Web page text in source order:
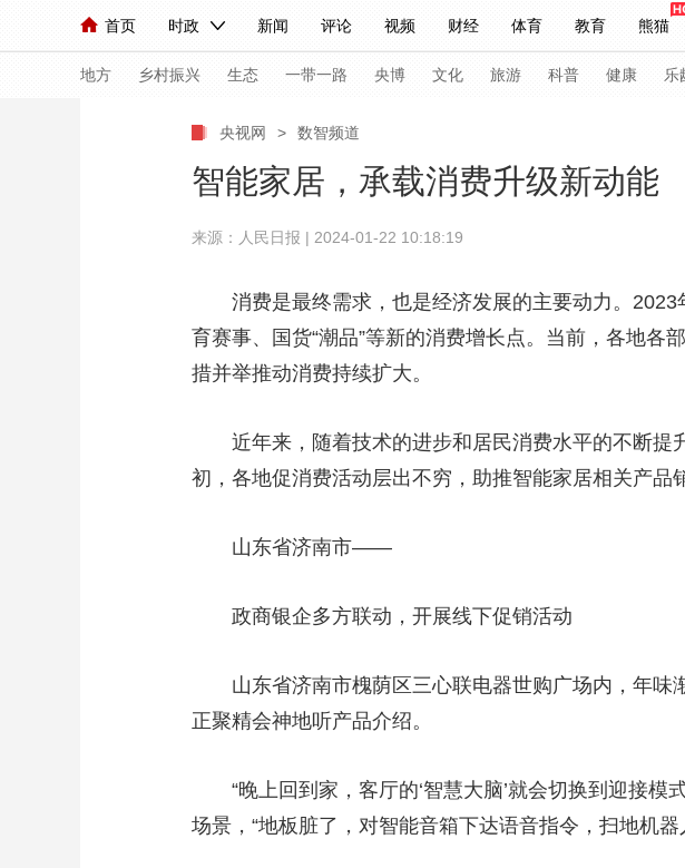
首页 时政 新闻 评论 视频 财经 体育 教育 熊猫
人民领袖习近平 联播+ 中国领导人 央视快评 习式妙语 热解读 天天学
直播 栏目大全 节目单 听音 微视频 主持人 下载央视影音
海外频道 iPanda English Монгол
地方 乡村振兴 生态 一带一路 央博 文化 旅游 科普 健康 乐
人民领袖习近平 联播+ 热解读 天天学习 习式妙语 央视快评
小央视频 小央直播 直播中国 熊猫频道 VR/AR 4K专
前线 比划 快看 蓝海中国
竞猜 2026年世界杯 2026年冬奥会 CBA NBA
CCTV奥林匹克频道 生活体育大会 体育江湖 文化体育
乡村振兴
CCTV.节目官网 直播 节目单 栏目
央视网 > 数智频道
智能家居，承载消费升级新动能
来源：人民日报 | 2024-01-22 10:18:19
消费是最终需求，也是经济发展的主要动力。
育赛事、国货“潮品”等新的消费增长点。当前，各地
措并举推动消费持续扩大。
近年来，随着技术的进步和居民消费水平的不断提
初，各地促消费活动层出不穷，助推智能家居相关产品
山东省济南市——
政商银企多方联动，开展线下促销活动
山东省济南市槐荫区三心联电器世购广场内，年味
正聚精会神地听产品介绍。
“晚上回到家，客厅的‘智慧大脑’就会切换到迎接模
场景，“地板脏了，对智能音箱下达语音指令，扫地机